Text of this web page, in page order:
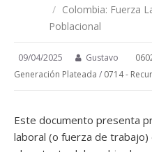
/ Colombia: Fuerza
Poblacional
09/04/2025 Gustavo
Generación Plateada / 0714 -
Este documento presenta
laboral (o fuerza de trabajo)